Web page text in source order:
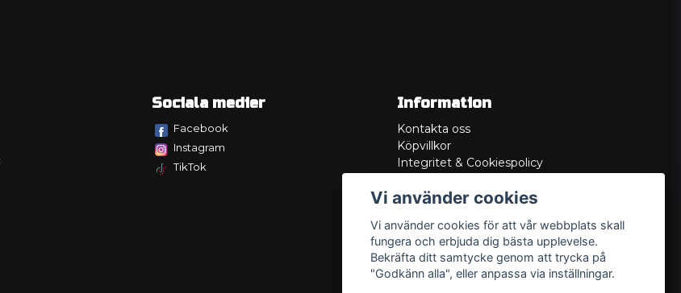
Sociala medier
Facebook
Instagram
TikTok
Information
Kontakta oss
Köpvillkor
Integritet & Cookiespolicy
Service/Garanti
Lådritning
Om oss
Vi använder cookies
Vi använder cookies för att vår webbplats skall
fungera och erbjuda dig bästa upplevelse.
Bekräfta ditt samtycke genom att trycka på
"Godkänn alla", eller anpassa via inställningar.